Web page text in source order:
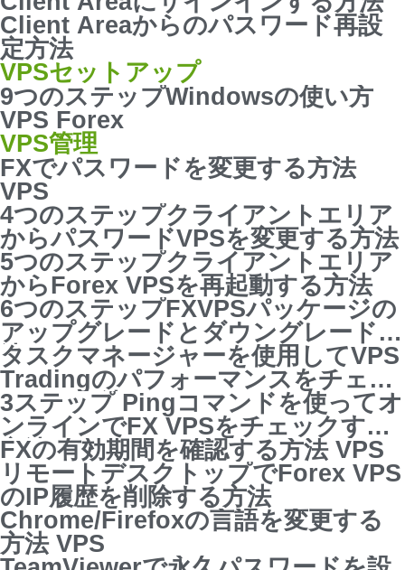
Client Areaからのパスワード再設
定方法
VPSセットアップ
9つのステップWindowsの使い方
VPS Forex
VPS管理
FXでパスワードを変更する方法
VPS
4つのステップクライアントエリア
からパスワードVPSを変更する方法
5つのステップクライアントエリア
からForex VPSを再起動する方法
6つのステップFXVPSパッケージの
アップグレードとダウングレード方
法
タスクマネージャーを使用してVPS
Tradingのパフォーマンスをチェッ
クする方法
3ステップ Pingコマンドを使ってオ
ンラインでFX VPSをチェックする
方法
FXの有効期間を確認する方法 VPS
リモートデスクトップでForex VPS
のIP履歴を削除する方法
Chrome/Firefoxの言語を変更する
方法 VPS